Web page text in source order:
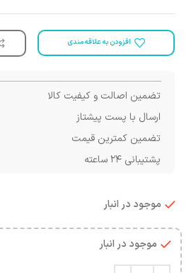
افزودن به علاقه مندی
تضمین اصالت و کیفیت کالا
ارسال با پست پیشتاز
تضمین کمترین قیمت
پشتیبانی ۲۴ ساعته
موجود در انبار
موجود در انبار